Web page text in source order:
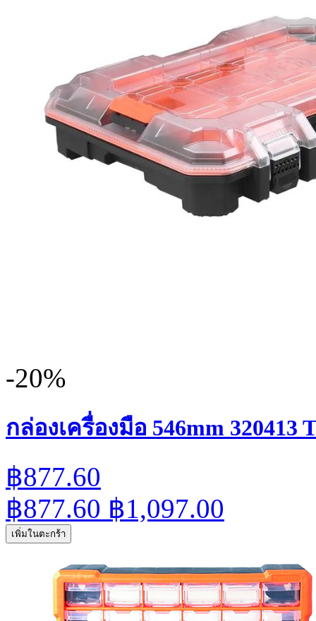
-20%
กล่องเครื่องมือ 546mm 320413
฿877.60
฿877.60 ฿1,097.00
เพิ่มในตะกร้า